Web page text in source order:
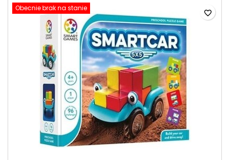
Obecnie brak na stanie
favorite_border